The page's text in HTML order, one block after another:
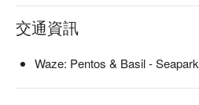
交通資訊
Waze: Pentos & Basil - Seapark